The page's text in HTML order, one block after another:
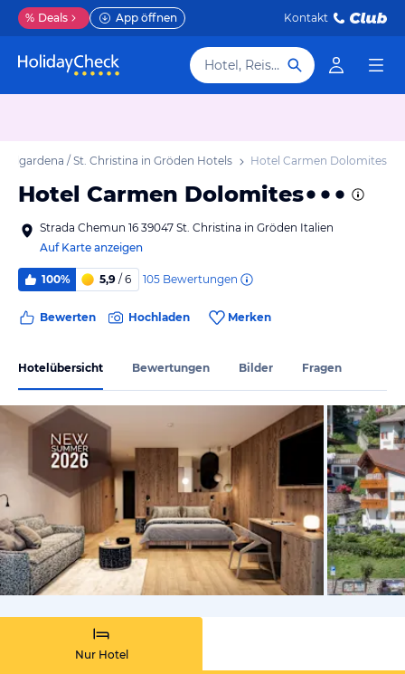
% Deals App öffnen Kontakt
Hotel, Reiseziel
Valgardena / St. Christina in Gröden Hotels Hotel Carmen Dolomites
Hotel Carmen Dolomites
Strada Chemun 16 39047 St. Christina in Gröden Italien
Auf Karte anzeigen
100% 5,9 / 6 105 Bewertungen
Bewerten Hochladen Merken
Hotelübersicht Bewertungen Bilder Fragen
vom
Nur Hotel